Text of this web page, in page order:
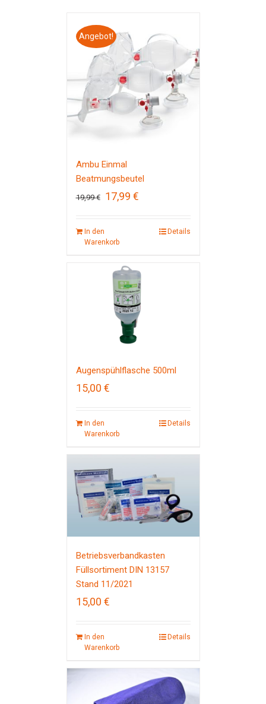
Angebot!
Ambu Einmal
Beatmungsbeutel
19,99€
Ursprünglicher
17,99 €Aktueller
17,99 €.
In den
Warenkorb
Details
Augenspühlflasche 500ml
15,00 €
In den
Warenkorb
Details
Betriebsverbandkasten
Füllsortiment DIN 13157
Stand 11/2021
15,00 €
In den
Warenkorb
Details